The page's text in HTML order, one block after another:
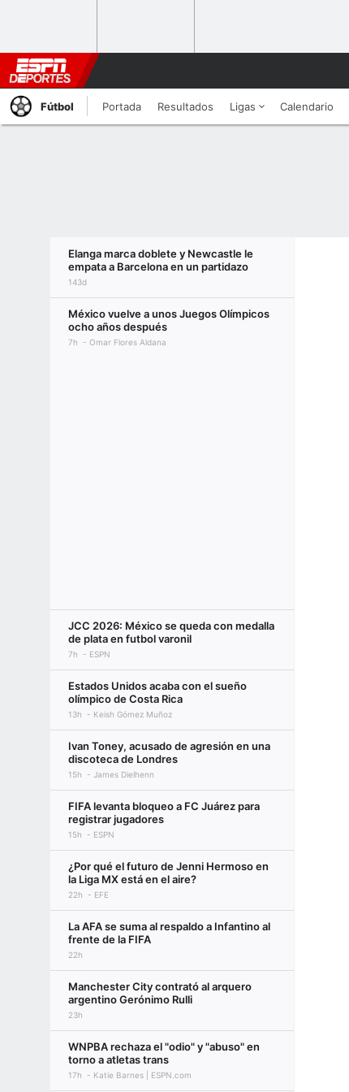
Fútbol Portada Resultados Ligas Calendario
Elanga marca doblete y Newcastle le
empata a Barcelona en un partidazo
143d
México vuelve a unos Juegos Olímpicos
ocho años después
7h Omar Flores Aldana
JCC 2026: México se queda con medalla
de plata en futbol varonil
7h ESPN
Estados Unidos acaba con el sueño
olímpico de Costa Rica
13h Keish Gómez Muñoz
Ivan Toney, acusado de agresión en una
discoteca de Londres
15h James Dielhenn
FIFA levanta bloqueo a FC Juárez para
registrar jugadores
15h ESPN
¿Por qué el futuro de Jenni Hermoso en
la Liga MX está en el aire?
22h EFE
La AFA se suma al respaldo a Infantino al
frente de la FIFA
22h
Manchester City contrató al arquero
argentino Gerónimo Rulli
23h
WNPBA rechaza el "odio" y "abuso" en
torno a atletas trans
17h Katie Barnes | ESPN.com